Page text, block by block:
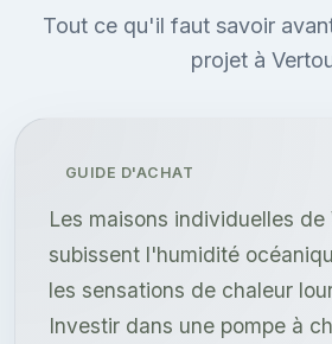
Tout ce qu'il faut savoir
projet à
GUIDE D'ACHAT
Les maisons individuelles de
subissent l'humidité
les sensations de chaleur
Investir dans une pompe à